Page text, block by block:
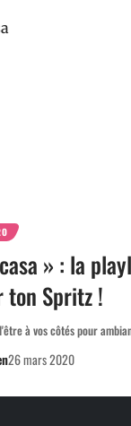
» : la
ton Spritz !
à vos côtés pour
26 mars 2020